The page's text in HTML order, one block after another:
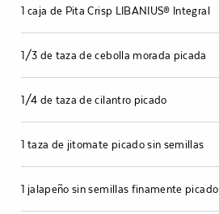
1 caja de Pita Crisp LIBANIUS® Integral
1/3 de taza de cebolla morada picada
1/4 de taza de cilantro picado
1 taza de jitomate picado sin semillas
1 jalapeño sin semillas finamente picado